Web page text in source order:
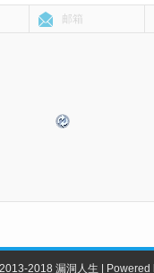
2018 漏洞人生 | Powered